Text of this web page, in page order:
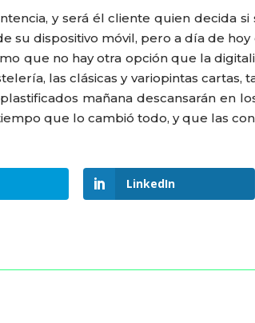
y será él cliente quien decida
su dispositivo móvil, pero a día de
que no hay otra opción que la
las clásicas y variopintas cartas,
mañana descansarán en
que lo cambió todo, y que las
LinkedIn